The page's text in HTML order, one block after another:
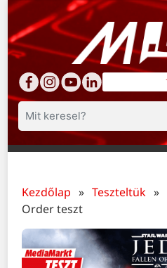
Keresés
Kezdőlap »Teszteltük »
Order teszt